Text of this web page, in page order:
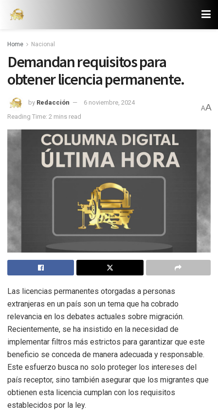
Home Nacional
Demandan requisitos para
obtener licencia permanente.
by Redacción
6 noviembre, 2024
Reading Time: 2 mins read
AA
Las licencias permanentes otorgadas a personas
extranjeras en un país son un tema que ha cobrado
relevancia en los debates actuales sobre migración.
Recientemente, se ha insistido en la necesidad de
implementar filtros más estrictos para garantizar que este
beneficio se conceda de manera adecuada y responsable.
Este esfuerzo busca no solo proteger los intereses del
país receptor, sino también asegurar que los migrantes que
obtienen esta licencia cumplan con los requisitos
establecidos por la ley.